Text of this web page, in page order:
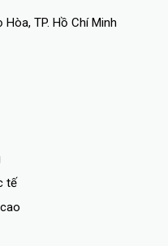
Hòa, TP. Hồ Chí Minh
tế